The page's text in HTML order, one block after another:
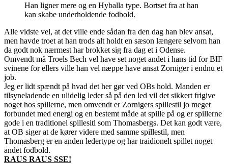
Han ligner mere og en Hyballa type. Bortset fra at han
kan skabe underholdende fodbold.
Alle vidste vel, at det ville ende sådan fra den dag han blev ansat,
men havde troet at han trods alt holdt en sæson længere selvom han
da godt nok nærmest har brokket sig fra dag et i Odense.
Omvendt må Troels Bech vel have set noget andet i hans tid for BIF
svinene for ellers ville han vel næppe have ansat Zorniger i endnu et
job.
Jeg er lidt spændt på hvad det her gør ved OBs hold. Manden er
tilsyneladende en ulidelig leder så på den led vil det sikkert frigive
noget hos spillerne, men omvendt er Zornigers spillestil jo meget
forbundet med energi og en bestemt måde at spille på og er spillerne
gode i en traditionel spillesitl som Thomasbergs. Det kan godt være,
at OB siger at de kører videre med samme spillestil, men
Thomasberg er en anden ledertype og har traidionelt spillet noget
andet fodbold.
RAUS RAUS SSE!